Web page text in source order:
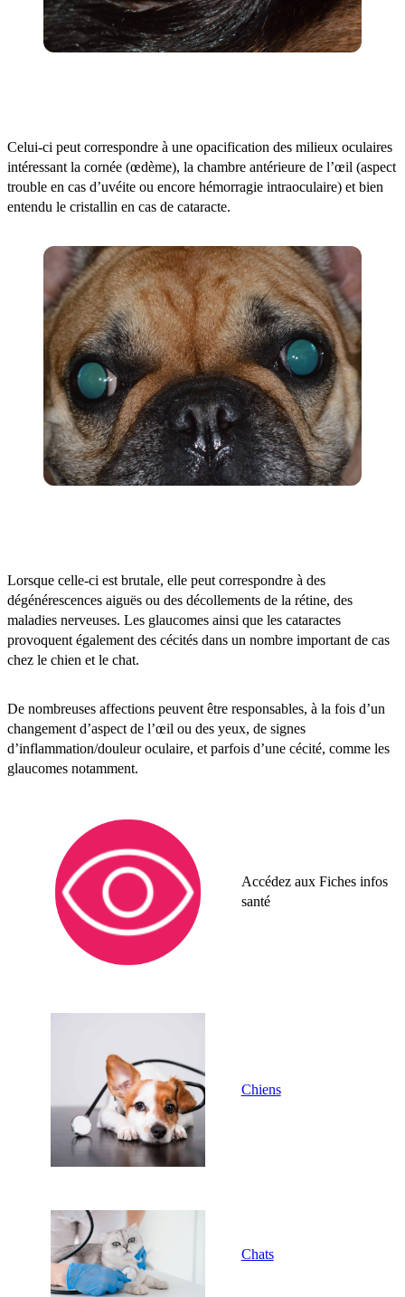
Celui-ci peut correspondre à une opacification des milieux oculaires
intéressant la cornée (œdème), la chambre antérieure de l’œil (aspect
trouble en cas d’uvéite ou encore hémorragie intraoculaire) et bien
entendu le cristallin en cas de cataracte.
Lorsque celle-ci est brutale, elle peut correspondre à des
dégénérescences aiguës ou des décollements de la rétine, des
maladies nerveuses. Les glaucomes ainsi que les cataractes
provoquent également des cécités dans un nombre important de cas
chez le chien et le chat.
De nombreuses affections peuvent être responsables, à la fois d’un
changement d’aspect de l’œil ou des yeux, de signes
d’inflammation/douleur oculaire, et parfois d’une cécité, comme les
glaucomes notamment.
Accédez aux Fiches infos
santé
Chiens
Chats